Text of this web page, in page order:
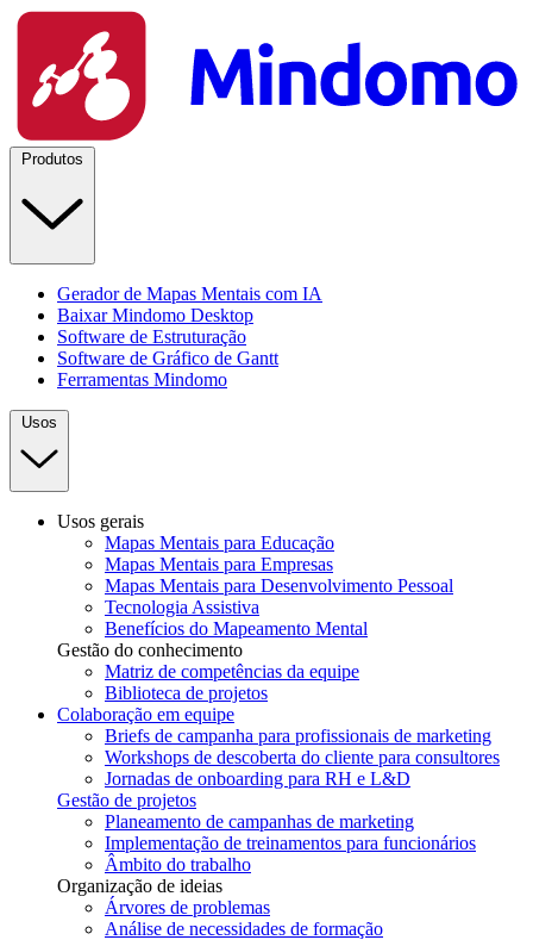
Produtos
Gerador de Mapas Mentais com IA
Baixar Mindomo Desktop
Software de Estruturação
Software de Gráfico de Gantt
Ferramentas Mindomo
Usos
Usos gerais
Mapas Mentais para Educação
Mapas Mentais para Empresas
Mapas Mentais para Desenvolvimento Pessoal
Tecnologia Assistiva
Benefícios do Mapeamento Mental
Gestão do conhecimento
Matriz de competências da equipe
Biblioteca de projetos
Colaboração em equipe
Briefs de campanha para profissionais de marketing
Workshops de descoberta do cliente para consultores
Jornadas de onboarding para RH e L&D
Gestão de projetos
Planeamento de campanhas de marketing
Implementação de treinamentos para funcionários
Âmbito do trabalho
Organização de ideias
Árvores de problemas
Análise de necessidades de formação